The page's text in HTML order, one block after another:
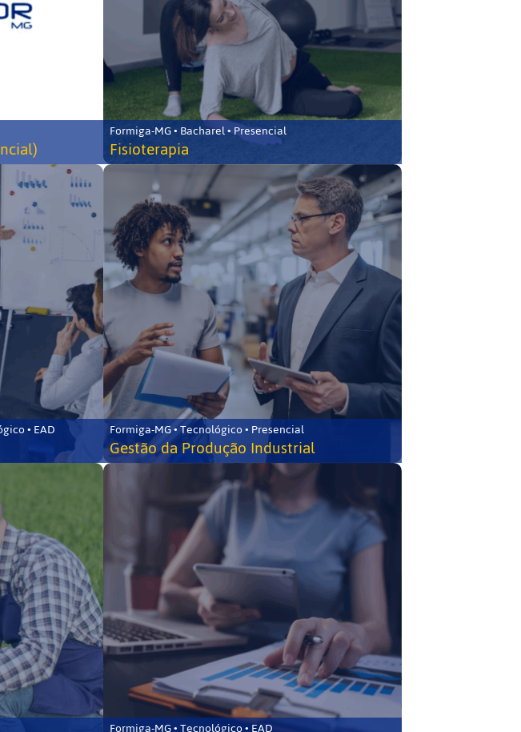
Formiga-MG • Bacharel • Presencial
Fisioterapia
• EAD Formiga-MG • Tecnológico • Presencial
Gestão da Produção Industrial